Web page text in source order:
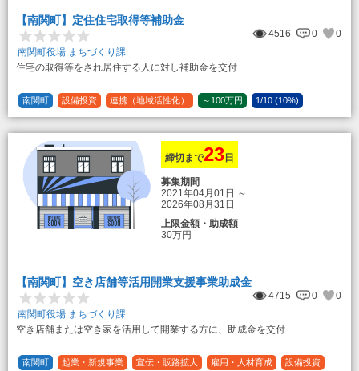
（2）中古住宅の購入 25万円
登録事業者利用の場合25万円加算（25
（3）住宅リフォーム 経費の20％の額
登録事業者利用の場合、経費の10%の
額を加算（限度額25万円） （最大で50万
円＋25万円加算＝75万円）
【南関町】定住住宅取得等補助金
4516 0
0
南関町役場 まちづくり課
住宅の取得等をされ居住する人に対し補助金を交付
南関町 設備投資 連携（地域活性化） ～100万円
1/10 (10%)
1/5 (20%)
定額
締切まで23 日
募集期間
2021年04月01日 ～
2026年08月31日
上限金額・助成額
30万円
【南関町】空き店舗等活用開業支援事業助成金
4715 0
0
南関町役場 まちづくり課
空き店舗または空き家を活用して開業する方に、助成金を交付
南関町 起業・新規事業 宣伝・販路拡大 雇用・人材育成
設備投資